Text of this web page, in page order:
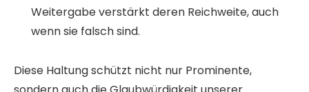
Weitergabe verstärkt deren Reichweite, auch
wenn sie falsch sind.
Diese Haltung schützt nicht nur Prominente,